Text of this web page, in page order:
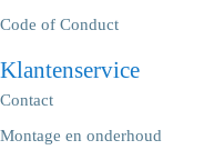
Code of Conduct
Klantenservice
Contact
Montage en onderhoud